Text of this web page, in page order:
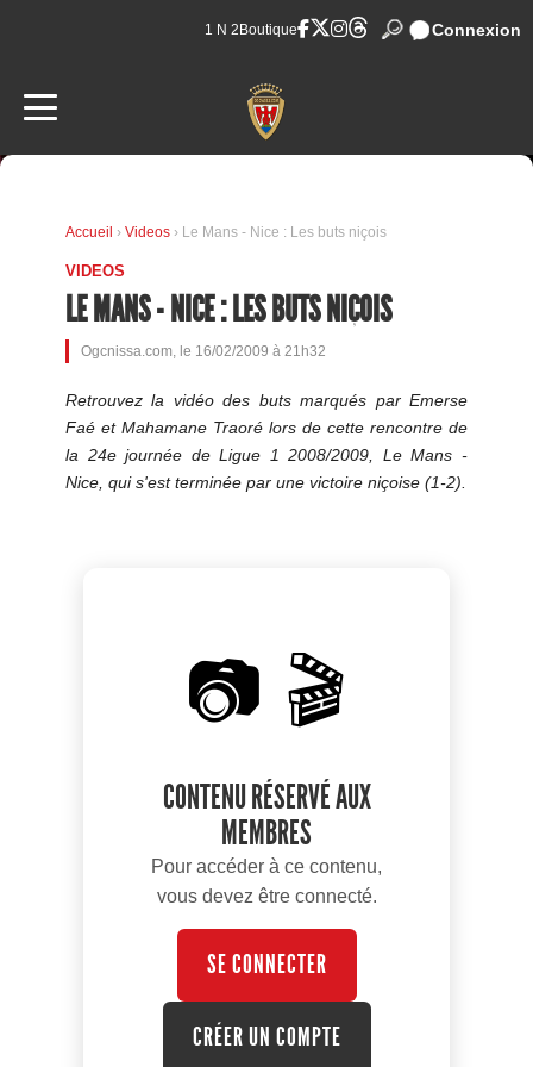
1 N 2 Boutique Connexion
Accueil › Videos › Le Mans - Nice : Les buts niçois
VIDEOS
LE MANS - NICE : LES BUTS NIÇOIS
Ogcnissa.com, le 16/02/2009 à 21h32
Retrouvez la vidéo des buts marqués par Emerse
Faé et Mahamane Traoré lors de cette rencontre de
la 24e journée de Ligue 1 2008/2009, Le Mans -
Nice, qui s'est terminée par une victoire niçoise (1-2).
📷 🎬
CONTENU RÉSERVÉ AUX
MEMBRES
Pour accéder à ce contenu,
vous devez être connecté.
SE CONNECTER
CRÉER UN COMPTE